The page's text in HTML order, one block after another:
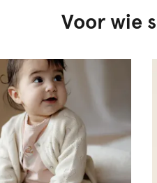
Voor wie